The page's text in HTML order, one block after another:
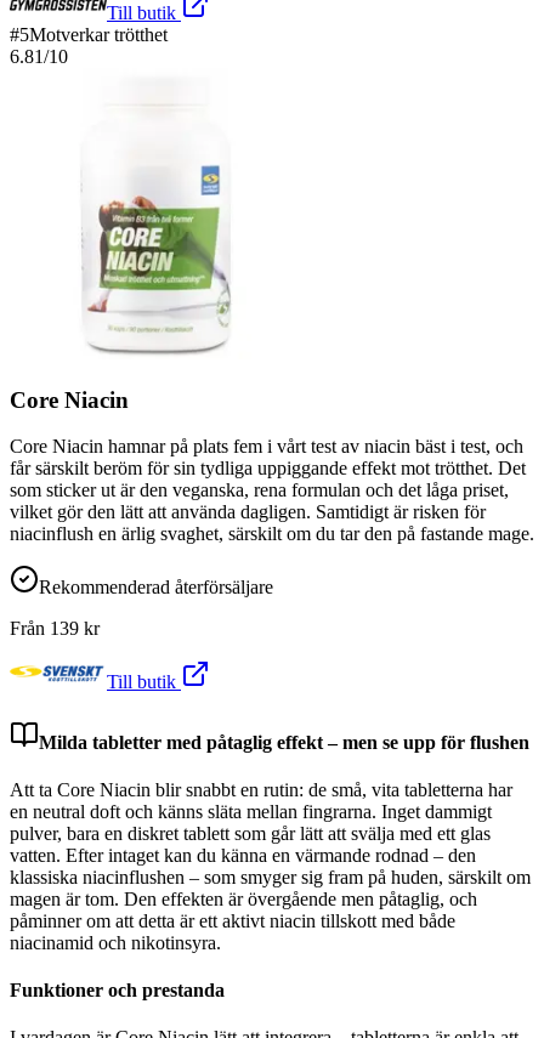
Till butik
#5Motverkar trötthet
6.81/10
Core Niacin
Core Niacin hamnar på plats fem i vårt test av niacin bäst i test, och
får särskilt beröm för sin tydliga uppiggande effekt mot trötthet. Det
som sticker ut är den veganska, rena formulan och det låga priset,
vilket gör den lätt att använda dagligen. Samtidigt är risken för
niacinflush en ärlig svaghet, särskilt om du tar den på fastande mage.
Rekommenderad återförsäljare
Från 139 kr
Till butik
Milda tabletter med påtaglig effekt – men se upp för flushen
Att ta Core Niacin blir snabbt en rutin: de små, vita tabletterna har
en neutral doft och känns släta mellan fingrarna. Inget dammigt
pulver, bara en diskret tablett som går lätt att svälja med ett glas
vatten. Efter intaget kan du känna en värmande rodnad – den
klassiska niacinflushen – som smyger sig fram på huden, särskilt om
magen är tom. Den effekten är övergående men påtaglig, och
påminner om att detta är ett aktivt niacin tillskott med både
niacinamid och nikotinsyra.
Funktioner och prestanda